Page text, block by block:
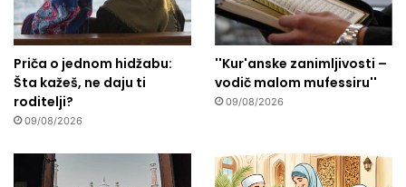
Priča o jednom hidžabu:
Šta kažeš, ne daju ti
roditelji?
09/08/2026
''Kur'anske zanimljivosti –
vodič malom mufessiru''
09/08/2026